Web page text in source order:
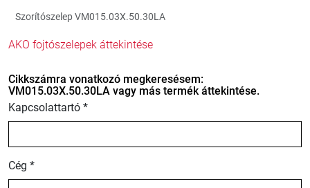
Szorítószelep VM015.03X.50.30LA
AKO fojtószelepek áttekintése
Cikkszámra vonatkozó megkeresésem:
VM015.03X.50.30LA vagy más termék áttekintése.
Kapcsolattartó *
Cég *